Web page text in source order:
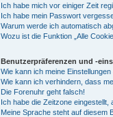
Ich habe mich vor einiger Zeit
Ich habe mein Passwort
Warum werde ich automatisch
Wozu ist die Funktion „Alle
Benutzerpräferenzen und -
Wie kann ich meine Einstellungen
Wie kann ich verhindern, dass
Die Forenuhr geht falsch!
Ich habe die Zeitzone
Meine Sprache steht auf diesem